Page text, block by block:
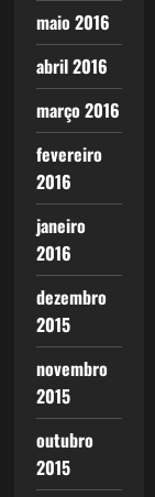
maio 2016
abril 2016
março 2016
fevereiro
2016
janeiro
2016
dezembro
2015
novembro
2015
outubro
2015